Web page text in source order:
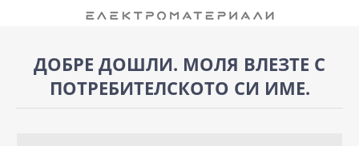
ДОБРЕ ДОШЛИ. МОЛЯ ВЛЕЗТЕ С
ПОТРЕБИТЕЛСКОТО СИ ИМЕ.